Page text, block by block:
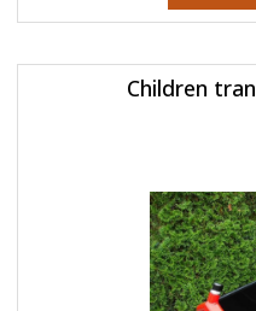
Children